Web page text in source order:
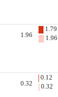
1.96
1.79
1.96
0.32
0.12
0.32